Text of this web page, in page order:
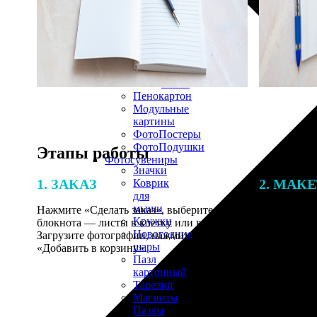
30х40
20х45
30х90
40х60
50х70
Пенокартон
Модульные
картины
ФотоПостеры
ФотоПодушки
Фотоcувениры
Значки
Коврик
для
мыши
Кружки
Новогодние
шары
Пазл
картонный
Тарелки
Магниты
Пазлы
Этапы работы
1. ЗАКАЗ
Нажмите «Сделать заказ», выберите тип
блокнота — листы в клетку или в линейку.
Загрузите фотографии, нажмите
«Добавить в корзину».
2.